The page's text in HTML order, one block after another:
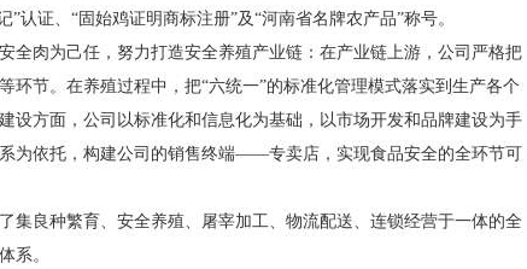
”认证、“固始鸡证明商标注册”及“河南省名牌农产品”称号。
全肉为己任，努力打造安全养殖产业链：在产业链上游，公司严格把
环节。在养殖过程中，把“六统一”的标准化管理模式落实到生产各个
设方面，公司以标准化和信息化为基础，以市场开发和品牌建设为手
为依托，构建公司的销售终端——专卖店，实现食品安全的全环节可
集良种繁育、安全养殖、屠宰加工、物流配送、连锁经营于一体的全
系。